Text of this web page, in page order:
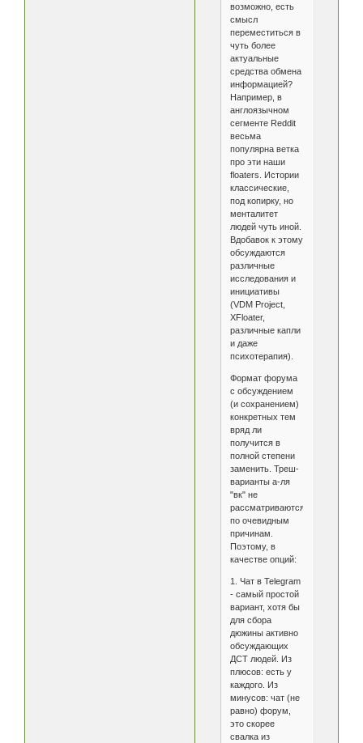
возможно, есть
смысл
переместиться в
чуть более
актуальные
средства обмена
информацией?
Например, в
англоязычном
сегменте Reddit
весьма
популярна ветка
про эти наши
floaters. Истории
классические,
под копирку, но
менталитет
людей чуть иной.
Вдобавок к этому
обсуждаются
различные
исследования и
инициативы
(VDM Project,
XFloater,
различные капли
и даже
психотерапия).
Формат форума
с обсуждением
(и сохранением)
конкретных тем
вряд ли
получится в
полной степени
заменить. Треш-
варианты а-ля
"вк" не
рассматриваются
по очевидным
причинам.
Поэтому, в
качестве опций:
1. Чат в Telegram
- самый простой
вариант, хотя бы
для сбора
дюжины активно
обсуждающих
ДСТ людей. Из
плюсов: есть у
каждого. Из
минусов: чат (не
равно) форум,
это скорее
свалка из